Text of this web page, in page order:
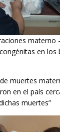
materno
en los
muertes
en el país
muertes”